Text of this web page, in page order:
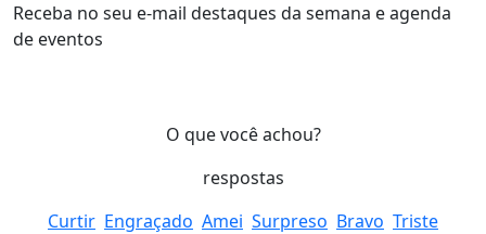
Receba no seu e-mail destaques da semana e agenda
de eventos
O que você achou?
respostas
Curtir Engraçado Amei Surpreso Bravo Triste